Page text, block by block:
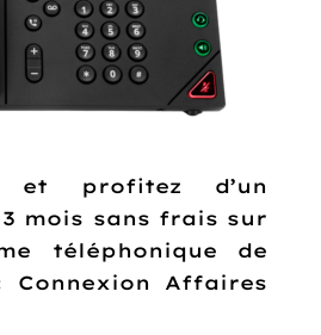
et profitez d’un
mois sans frais sur
téléphonique de
Connexion Affaires